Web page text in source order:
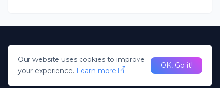
desenvolvido Pela R2N. Todos direitos Reservados; Portal
Claudio Oliveira
Our website uses cookies to improve
your experience. Learn more
OK, Go it!